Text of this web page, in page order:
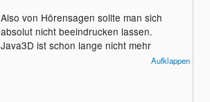
Also von Hörensagen sollte man sich
absolut nicht beeindrucken lassen.
Java3D ist schon lange nicht mehr
langsam. Klar, es kommt immer auf denAufklappen